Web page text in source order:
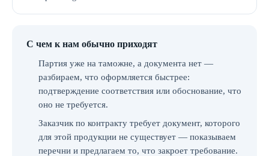
С чем к нам обычно приходят
Партия уже на таможне, а документа нет —
разбираем, что оформляется быстрее:
подтверждение соответствия или обоснование, что
оно не требуется.
Заказчик по контракту требует документ, которого
для этой продукции не существует — показываем
перечни и предлагаем то, что закроет требование.